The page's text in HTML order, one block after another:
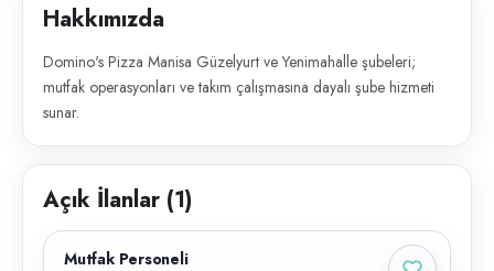
Hakkımızda
Domino's Pizza Manisa Güzelyurt ve Yenimahalle şubeleri;
mutfak operasyonları ve takım çalışmasına dayalı şube hizmeti
sunar.
Açık İlanlar (1)
Mutfak Personeli